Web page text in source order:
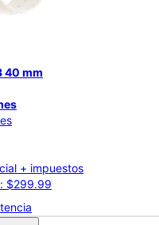
40 mm
+ impuestos
$299.99